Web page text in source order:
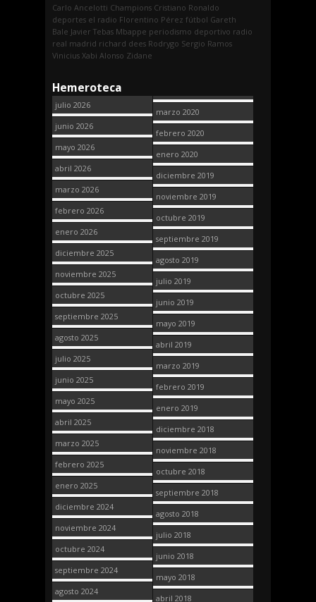
Carlo Ancelotti Champions Cristiano Ronaldo
deportes el radio Florentino Pérez fútbol Gareth
Bale Javier Tebas Mbappe periodismo deportivo radio
real madrid richard dees Rodrygo Sergio Ramos
Vinicius Xabi Alonso Zidane
Hemeroteca
julio 2026
junio 2026
mayo 2026
abril 2026
marzo 2026
febrero 2026
enero 2026
diciembre 2025
noviembre 2025
octubre 2025
septiembre 2025
agosto 2025
julio 2025
junio 2025
mayo 2025
abril 2025
marzo 2025
febrero 2025
enero 2025
diciembre 2024
noviembre 2024
octubre 2024
septiembre 2024
agosto 2024
marzo 2020
febrero 2020
enero 2020
diciembre 2019
noviembre 2019
octubre 2019
septiembre 2019
agosto 2019
julio 2019
junio 2019
mayo 2019
abril 2019
marzo 2019
febrero 2019
enero 2019
diciembre 2018
noviembre 2018
octubre 2018
septiembre 2018
agosto 2018
julio 2018
junio 2018
mayo 2018
abril 2018